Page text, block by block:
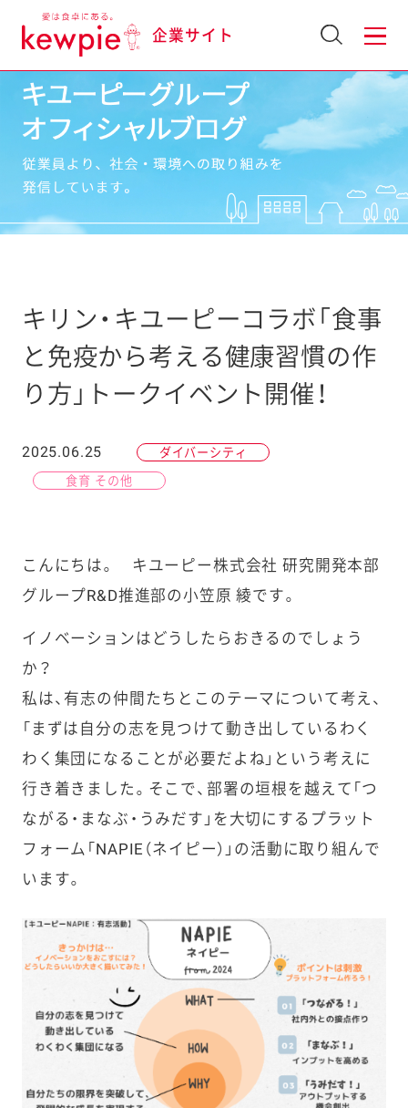
企業サイト
キリン・キユーピーコラボ「食事
と免疫から考える健康習慣の作
り方」トークイベント開催！
2025.06.25 ダイバーシティ
食育 その他
こんにちは。 キユーピー株式会社 研究開発本部
グループR&D推進部の小笠原 綾です。
イノベーションはどうしたらおきるのでしょう
か？
私は、有志の仲間たちとこのテーマについて考え、
「まずは自分の志を見つけて動き出しているわく
わく集団になることが必要だよね」という考えに
行き着きました。そこで、部署の垣根を越えて「つ
ながる・まなぶ・うみだす」を大切にするプラット
フォーム「NAPIE（ネイピー）」の活動に取り組んで
います。